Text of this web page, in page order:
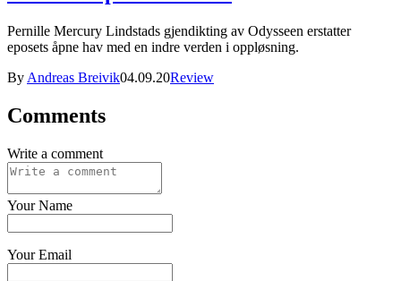
Pernille Mercury Lindstads gjendikting av Odysseen erstatter
eposets åpne hav med en indre verden i oppløsning.
By Andreas Breivik04.09.20Review
Comments
Write a comment
Your Name
Your Email